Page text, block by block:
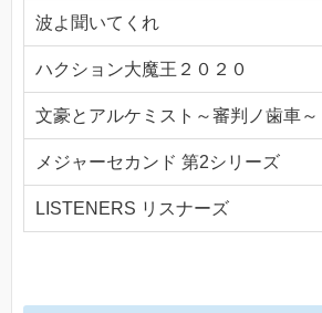
波よ聞いてくれ
ハクション大魔王２０２０
文豪とアルケミスト～審判ノ歯車～
メジャーセカンド 第2シリーズ
LISTENERS リスナーズ